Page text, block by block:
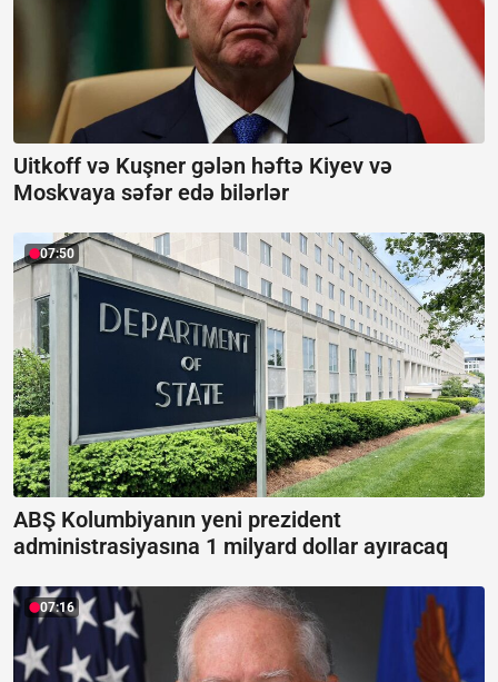
Uitkoff və Kuşner gələn həftə Kiyev və
Moskvaya səfər edə bilərlər
07:50
ABŞ Kolumbiyanın yeni prezident
administrasiyasına 1 milyard dollar ayıracaq
07:16